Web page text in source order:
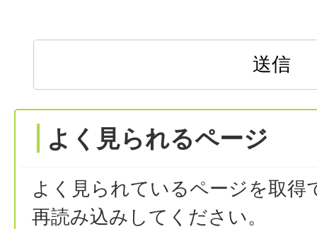
よく見られるページ
よく見られているページを取得
再読み込みしてください。